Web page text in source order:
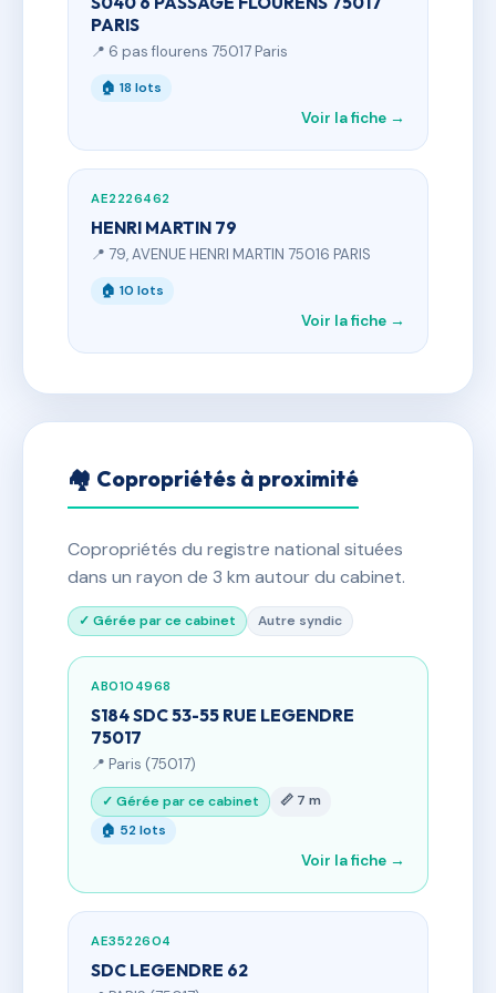
PARIS
📍 6 pas flourens 75017 Paris
🏠 18 lots
Voir la fiche →
AE2226462
HENRI MARTIN 79
📍 79, AVENUE HENRI MARTIN 75016 PARIS
🏠 10 lots
Voir la fiche →
🏘 Copropriétés à proximité
Copropriétés du registre national situées
dans un rayon de 3 km autour du cabinet.
✓ Gérée par ce cabinet Autre syndic
AB0104968
S184 SDC 53-55 RUE LEGENDRE
75017
📍 Paris (75017)
✓ Gérée par ce cabinet
📏 7 m
🏠 52 lots
Voir la fiche →
AE3522604
SDC LEGENDRE 62